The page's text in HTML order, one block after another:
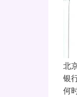
北
银
何